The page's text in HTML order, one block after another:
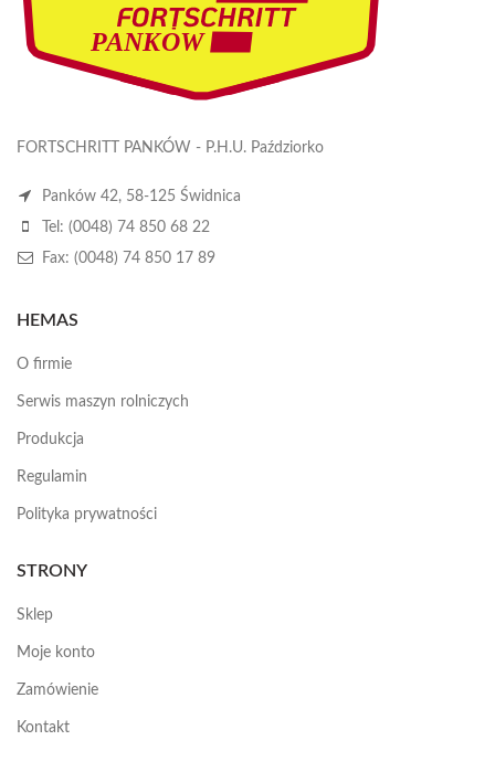
FORTSCHRITT PANKÓW - P.H.U. Paździorko
Panków 42, 58-125 Świdnica
Tel: (0048) 74 850 68 22
Fax: (0048) 74 850 17 89
HEMAS
O firmie
Serwis maszyn rolniczych
Produkcja
Regulamin
Polityka prywatności
STRONY
Sklep
Moje konto
Zamówienie
Kontakt